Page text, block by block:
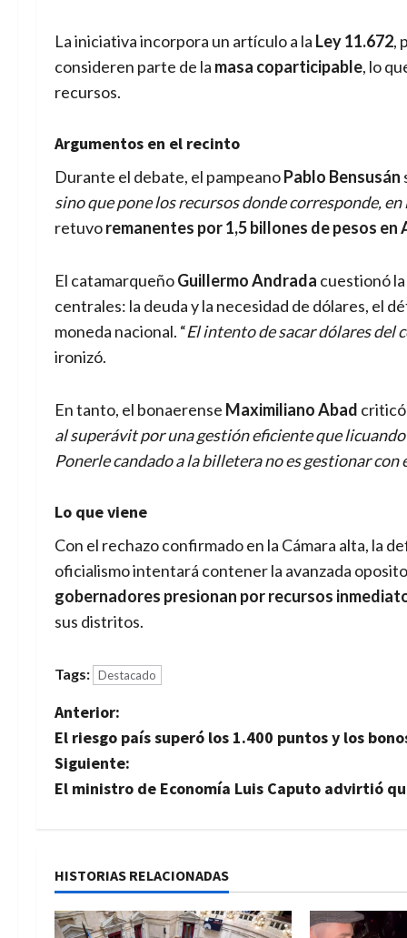
La iniciativa incorpora un artículo a la Ley 11.672,
consideren parte de la masa coparticipable, lo
recursos.
Argumentos en el recinto
Durante el debate, el pampeanoPablo Bensusán
sino que pone los recursos donde corresponde,
retuvoremanentes por 1,5 billones de pesos en
El catamarqueñoGuillermo Andrada cuestionó
centrales: la deuda y la necesidad de dólares, el
moneda nacional. “El intento de sacar dólares
ironizó.
En tanto, el bonaerense Maximiliano Abad criticó
al superávit por una gestión eficiente que
Ponerle candado a la billetera no es gestionar con
Lo que viene
Con el rechazo confirmado en la Cámara alta, la
oficialismo intentará contener la avanzada
gobernadores presionan por recursos
sus distritos.
Tags: Destacado
N
a
v
g
a
Anterior:
El riesgo país superó los 1.400 puntos y los
Siguiente:
El ministro de Economía Luis Caputo advirtió
HISTORIAS RELACIONADAS